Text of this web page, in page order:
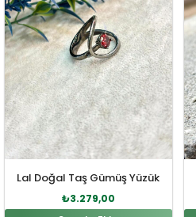
Lal Doğal Taş Gümüş Yüzük
₺3.279,00